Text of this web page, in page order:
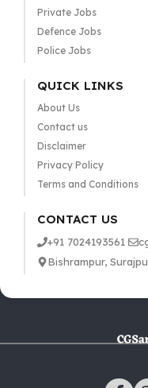
Private Jobs
Defence Jobs
Police Jobs
QUICK LINKS
About Us
Contact us
Disclaimer
Privacy Policy
Terms and Conditions
CONTACT US
+91 7024193561
Bishrampur,